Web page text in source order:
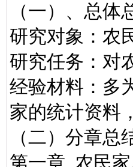
（一）、总体
研究对象：农
研究任务：对
经验材料：多
家的统计资料
（二）分章总
第一章 农民